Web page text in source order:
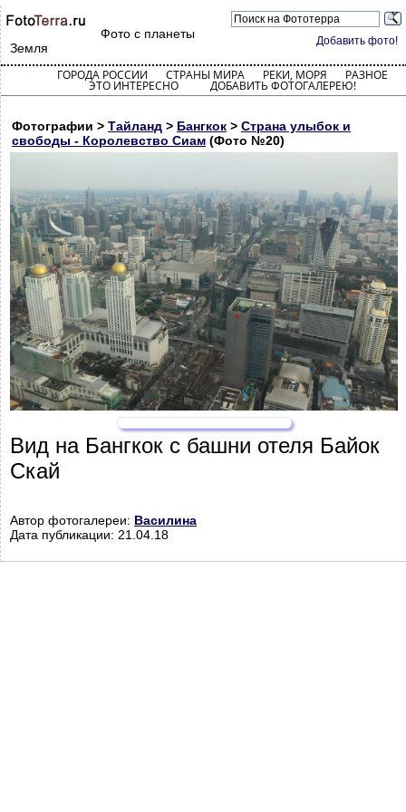
Добавить фото!
Фото с планеты
Земля
ГОРОДА РОССИИ СТРАНЫ МИРА РЕКИ, МОРЯ РАЗНОЕ
ЭТО ИНТЕРЕСНО ДОБАВИТЬ ФОТОГАЛЕРЕЮ!
Фотографии > Тайланд > Бангкок > Страна улыбок и
свободы - Королевство Сиам (Фото №20)
Вид на Бангкок с башни отеля Байок
Скай
Автор фотогалереи: Василина
Дата публикации: 21.04.18